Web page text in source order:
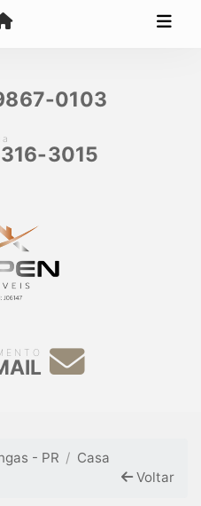
0103
3015
- PR
Casa
Voltar